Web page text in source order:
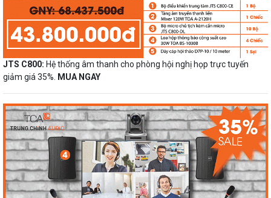
JTS C800: Hệ thống âm thanh cho phòng hội nghị họp trực tuyến
giảm giá 35%.
MUA NGAY